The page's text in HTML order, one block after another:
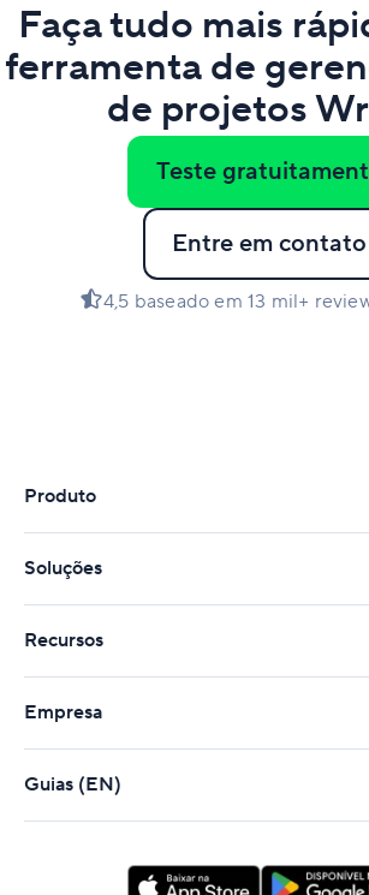
Faça tudo mais
ferramenta de
de projetos
Teste
Entre em contato
4,5 baseado em 13 mil+
Produto
Soluções
Recursos
Empresa
Guias (EN)